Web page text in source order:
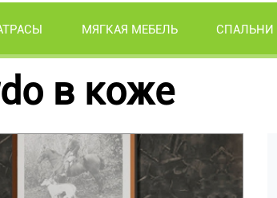
МЯГКАЯ МЕБЕЛЬ СПАЛЬНИ
в коже